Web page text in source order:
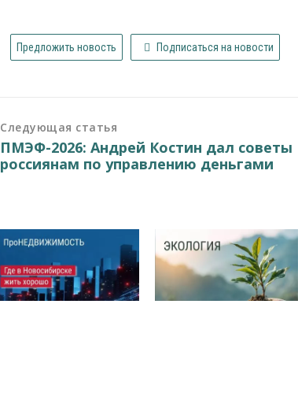
Предложить новость Подписаться на новости
Следующая статья
ПМЭФ-2026: Андрей Костин дал советы
россиянам по управлению деньгами